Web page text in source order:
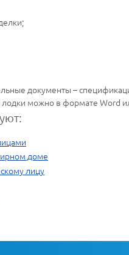
документы –
можно в формате Word
доме
лицу